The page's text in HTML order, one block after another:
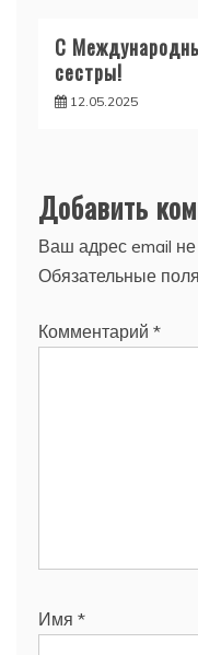
С
сестры!
12.05.2025
Добавить
Ваш адрес email не
Обязательные
Комментарий *
Имя *